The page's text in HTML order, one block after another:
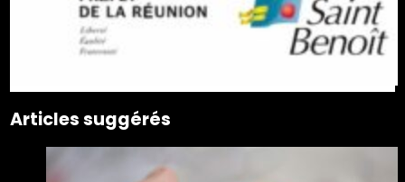
Articles suggérés